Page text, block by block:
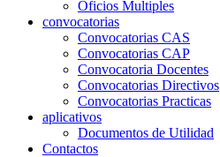
Oficios Multiples
convocatorias
Convocatorias CAS
Convocatorias CAP
Convocatoria Docentes
Convocatorias Directivos
Convocatorias Practicas
aplicativos
Documentos de Utilidad
Contactos